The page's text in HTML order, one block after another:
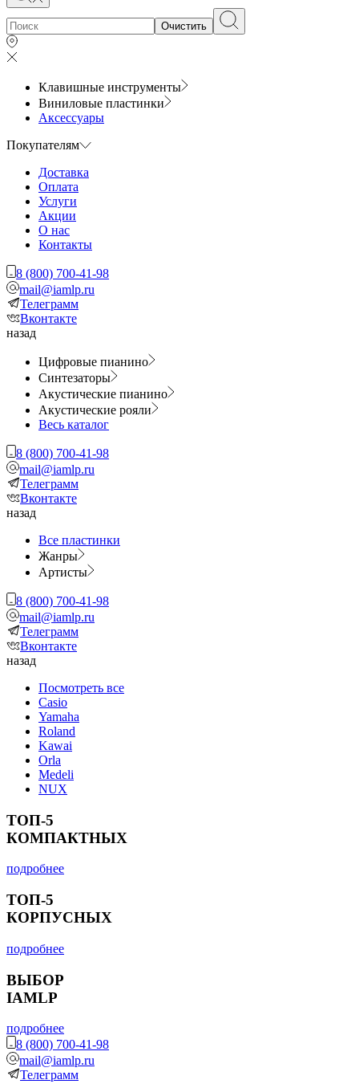
Очистить
Клавишные инструменты
Виниловые пластинки
Аксессуары
Покупателям
Доставка
Оплата
Услуги
Акции
О нас
Контакты
8 (800) 700-41-98
mail@iamlp.ru
Телеграмм
Вконтакте
назад
Цифровые пианино
Синтезаторы
Акустические пианино
Акустические рояли
Весь каталог
8 (800) 700-41-98
mail@iamlp.ru
Телеграмм
Вконтакте
назад
Все пластинки
Жанры
Артисты
8 (800) 700-41-98
mail@iamlp.ru
Телеграмм
Вконтакте
назад
Посмотреть все
Casio
Yamaha
Roland
Kawai
Orla
Medeli
NUX
ТОП-5
КОМПАКТНЫХ
подробнее
ТОП-5
КОРПУСНЫХ
подробнее
ВЫБОР
IAMLP
подробнее
8 (800) 700-41-98
mail@iamlp.ru
Телеграмм